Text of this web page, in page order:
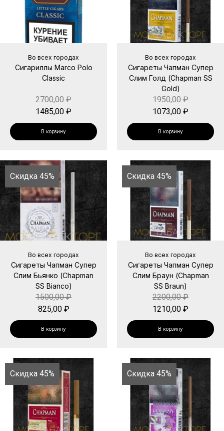
Во всех городах
Сигариллы Marco Polo
Classic
2700,00₽
1485,00 ₽
В корзину
Во всех городах
Сигареты Чапман Супер
Слим Голд (Chapman SS
Gold)
1950,00₽
1073,00 ₽
В корзину
Скидка 45%
Во всех городах
Сигареты Чапман Супер
Слим Бьянко (Chapman
SS Bianco)
1500,00₽
825,00 ₽
В корзину
Скидка 45%
Во всех городах
Сигареты Чапман Супер
Слим Браун (Chapman
SS Braun)
2200,00₽
1210,00 ₽
В корзину
Скидка 45% Скидка 45%